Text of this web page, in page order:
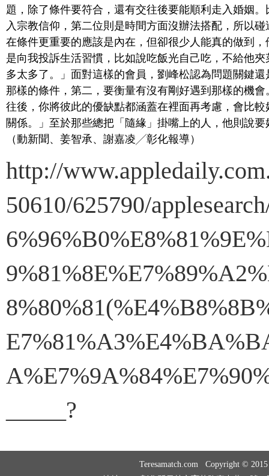
題，除了條件要符合，還有交往後要能順利走入婚姻
入宗教信仰，第二位則是時間方面沒辦法搭配，所以
在條件更重要的應該是內在，但卻很少人能真的做到
是向我投訴生活習慣，比如說吃飯光自己吃，不給他
多太多了。」 面對這樣的會員，劉峰松認為問題關鍵
那樣的條件，第二，要衡量有沒有剛好遇到那樣的機會
往後，你將彼此的優缺點都涵蓋在裡面再考慮，會比
關係。」至於那些總把「隨緣」掛嘴上的人，他則說
（動新聞、姜智承、謝嘉凌╱彰化報導）
http://
50610/625790/
_____?
Teresamatch.com Copyright ©